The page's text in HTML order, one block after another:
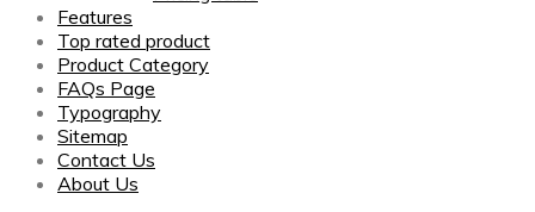
Features
Top rated product
Product Category
FAQs Page
Typography
Sitemap
Contact Us
About Us